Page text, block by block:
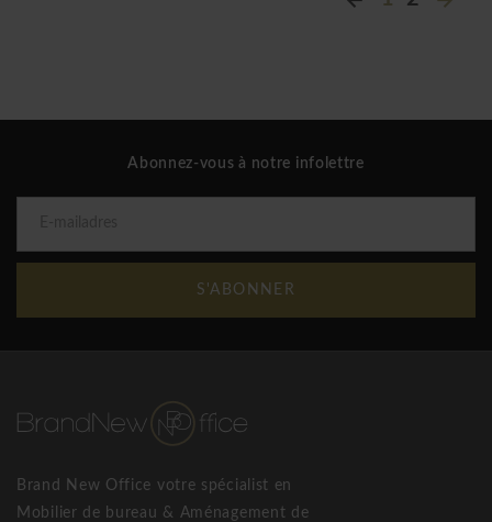
Abonnez-vous à notre infolettre
S'ABONNER
Brand New Office votre spécialist en
Mobilier de bureau & Aménagement de